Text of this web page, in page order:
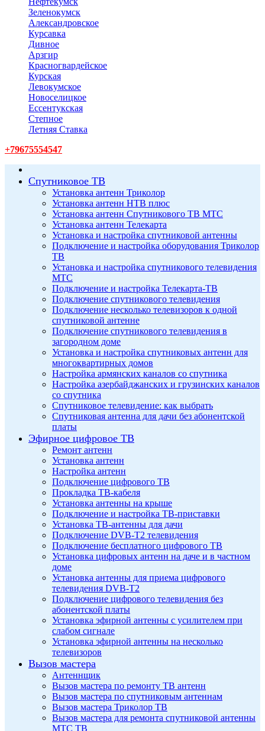
Зеленокумск
Александровское
Курсавка
Дивное
Арзгир
Красногвардейское
Курская
Левокумское
Новоселицкое
Ессентукская
Степное
Летняя Ставка
+79675554547
Спутниковое ТВ
Установка антенн Триколор
Установка антенн НТВ плюс
Установка антенн Спутникового ТВ МТС
Установка антенн Телекарта
Установка и настройка спутниковой антенны
Подключение и настройка оборудования Триколор
ТВ
Установка и настройка спутникового телевидения
МТС
Подключение и настройка Телекарта-ТВ
Подключение спутникового телевидения
Подключение несколько телевизоров к одной
спутниковой антенне
Подключение спутникового телевидения в
загородном доме
Установка и настройка спутниковых антенн для
многоквартирных домов
Настройка армянских каналов со спутника
Настройка азербайджанских и грузинских каналов
со спутника
Спутниковое телевидение: как выбрать
Спутниковая антенна для дачи без абонентской
платы
Эфирное цифровое ТВ
Ремонт антенн
Установка антенн
Настройка антенн
Подключение цифрового ТВ
Прокладка ТВ-кабеля
Установка антенны на крыше
Подключение и настройка ТВ-приставки
Установка ТВ-антенны для дачи
Подключение DVB-T2 телевидения
Подключение бесплатного цифрового ТВ
Установка цифровых антенн на даче и в частном
доме
Установка антенны для приема цифрового
телевидения DVB-T2
Подключение цифрового телевидения без
абонентской платы
Установка эфирной антенны с усилителем при
слабом сигнале
Установка эфирной антенны на несколько
телевизоров
Вызов мастера
Антеннщик
Вызов мастера по ремонту ТВ антенн
Вызов мастера по спутниковым антеннам
Вызов мастера Триколор ТВ
Вызов мастера для ремонта спутниковой антенны
МТС ТВ